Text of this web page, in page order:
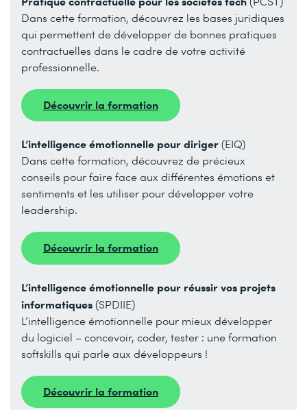
Dans cette formation, découvrez les bases juridiques
qui permettent de développer de bonnes pratiques
contractuelles dans le cadre de votre activité
professionnelle.
Découvrir la formation
L’intelligence émotionnelle pour diriger(EIQ)
Dans cette formation, découvrez de précieux
conseils pour faire face aux différentes émotions et
sentiments et les utiliser pour développer votre
leadership.
Découvrir la formation
L’intelligence émotionnelle pour réussir vos projets
informatiques(SPDIIE)
L’intelligence émotionnelle pour mieux développer
du logiciel – concevoir, coder, tester : une formation
softskills qui parle aux développeurs !
Découvrir la formation